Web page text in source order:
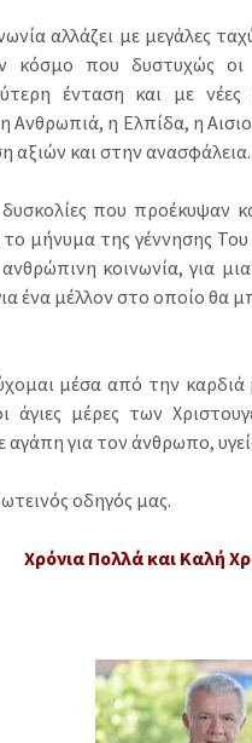
αλλάζει με μεγάλες
κόσμο που δυστυχώς οι
ένταση και με
Ανθρωπιά, η Ελπίδα, η
αξιών και στην ανασφάλεια.
που προέκυψαν
μήνυμα της γέννησης Του
κοινωνία, για
ένα μέλλον στο οποίο θα
μέσα από την
άγιες μέρες των
για τον άνθρωπο,
οδηγός μας.
Χρόνια Πολλά και Καλή